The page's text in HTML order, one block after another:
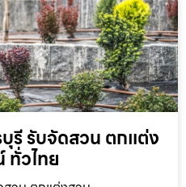
รี รับจัดสวน ตกแต่ง
วไทย